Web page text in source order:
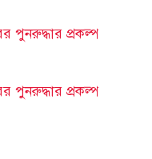
পুনরুদ্ধার প্রকল্প
পুনরুদ্ধার প্রকল্প